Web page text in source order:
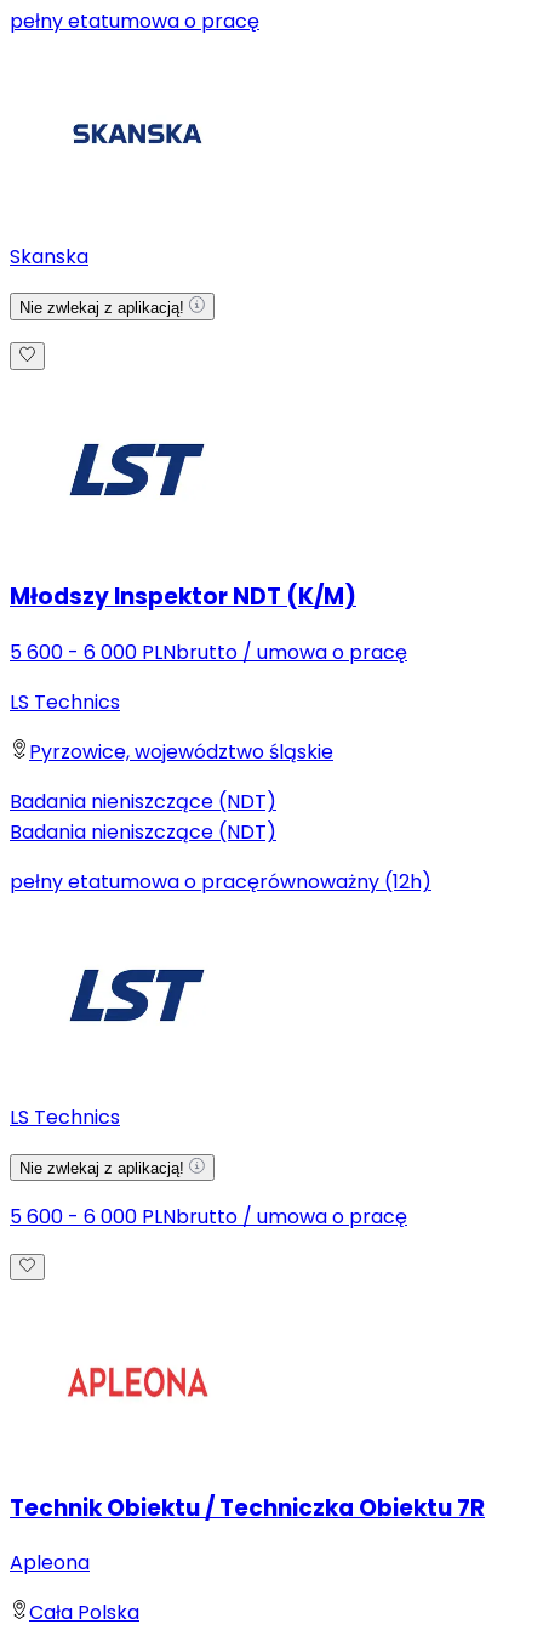
pełny etatumowa o pracę
Skanska
Nie zwlekaj z aplikacją!
Młodszy Inspektor NDT (K/M)
5 600 - 6 000 PLNbrutto / umowa o pracę
LS Technics
Pyrzowice, województwo śląskie
Badania nieniszczące (NDT)
Badania nieniszczące (NDT)
pełny etatumowa o pracęrównoważny (12h)
LS Technics
Nie zwlekaj z aplikacją!
5 600 - 6 000 PLNbrutto / umowa o pracę
Technik Obiektu / Techniczka Obiektu 7R
Apleona
Cała Polska